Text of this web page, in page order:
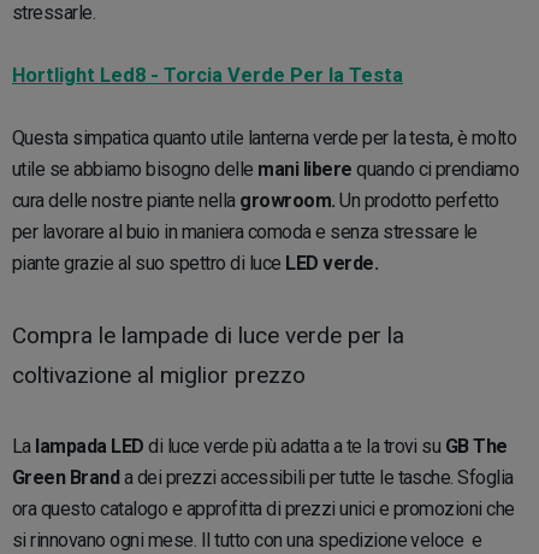
stressarle.
Hortlight Led8 - Torcia Verde Per la Testa
Questa simpatica quanto utile lanterna verde per la testa, è molto
utile se abbiamo bisogno delle mani libere quando ci prendiamo
cura delle nostre piante nella growroom. Un prodotto perfetto
per lavorare al buio in maniera comoda e senza stressare le
piante grazie al suo spettro di luce LED verde.
Compra le lampade di luce verde per la
coltivazione al miglior prezzo
La lampada LED di luce verde più adatta a te la trovi su GB The
Green Brand a dei prezzi accessibili per tutte le tasche. Sfoglia
ora questo catalogo e approfitta di prezzi unici e promozioni che
si rinnovano ogni mese. Il tutto con una spedizione veloce e